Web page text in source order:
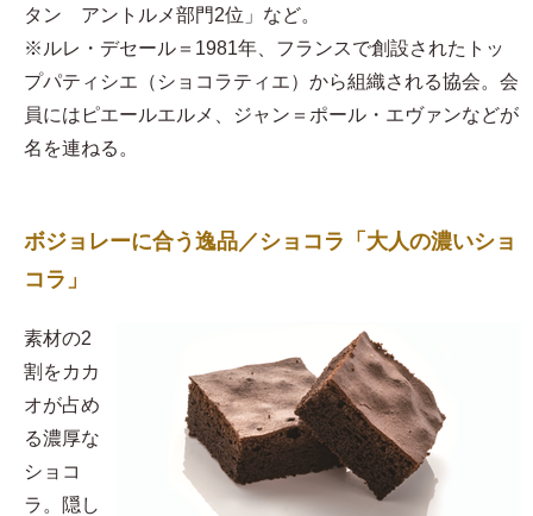
タン アントルメ部門2位」など。
※ルレ・デセール＝1981年、フランスで創設されたトッ
プパティシエ（ショコラティエ）から組織される協会。会
員にはピエールエルメ、ジャン＝ポール・エヴァンなどが
名を連ねる。
ボジョレーに合う逸品／ショコラ「大人の濃いショ
コラ」
素材の2
割をカカ
オが占め
る濃厚な
ショコ
ラ。隠し